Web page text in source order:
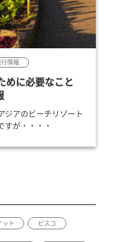
情報
めに必要なこと
ジアのビーチリゾート
すが・・・・
ット ピスコ